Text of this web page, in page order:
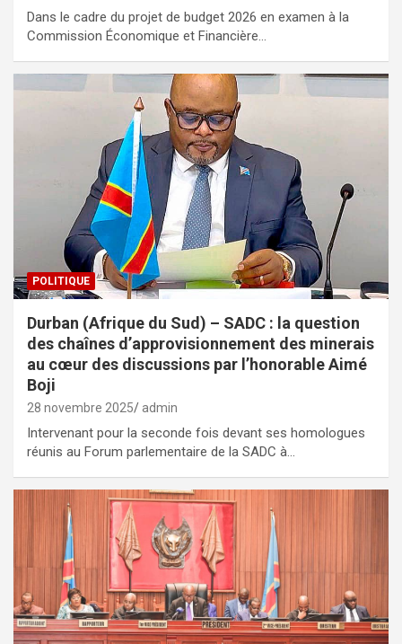
Dans le cadre du projet de budget 2026 en examen à la
Commission Économique et Financière…
POLITIQUE
Durban (Afrique du Sud) – SADC : la question
des chaînes d’approvisionnement des minerais
au cœur des discussions par l’honorable Aimé
Boji
28 novembre 2025 admin
Intervenant pour la seconde fois devant ses homologues
réunis au Forum parlementaire de la SADC à…